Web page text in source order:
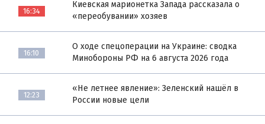
16:34
Киевская марионетка Запада рассказала о
«переобувании» хозяев
16:10
О ходе спецоперации на Украине: сводка
Минобороны РФ на 6 августа 2026 года
12:23
«Не летнее явление»: Зеленский нашёл в
России новые цели